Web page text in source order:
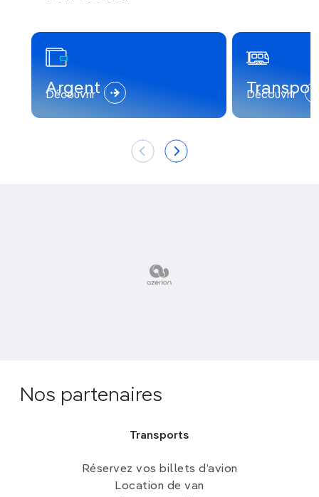
Argent
Découvrir Découvrir
Nos partenaires
Transports
Réservez vos billets d’avion
Location de van